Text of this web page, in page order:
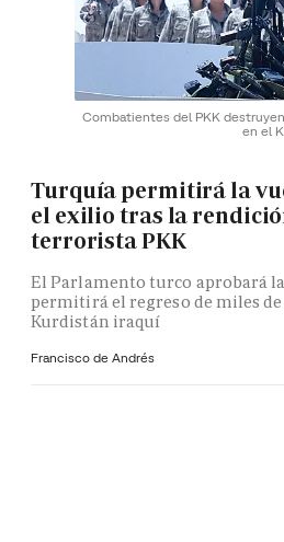
Combatientes del PKK
en el
Turquía permitirá la
el exilio tras la
terrorista PKK
El Parlamento turco aprobará
permitirá el regreso de miles
Kurdistán iraquí
Francisco de Andrés